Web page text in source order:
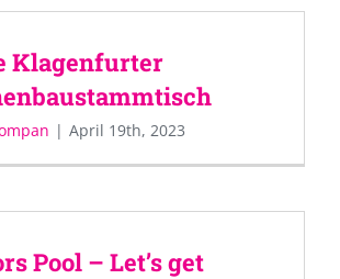
Klagenfurter
| April 19th, 2023
Pool – Let’s get